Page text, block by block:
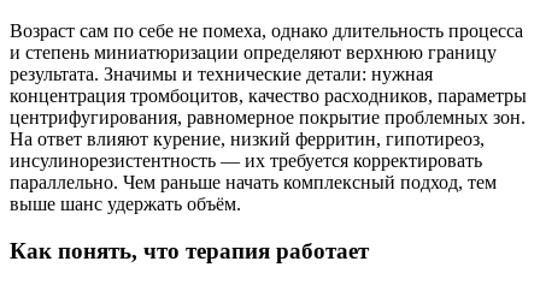
Возраст сам по себе не помеха, однако длительность процесса
и степень миниатюризации определяют верхнюю границу
результата. Значимы и технические детали: нужная
концентрация тромбоцитов, качество расходников, параметры
центрифугирования, равномерное покрытие проблемных зон.
На ответ влияют курение, низкий ферритин, гипотиреоз,
инсулинорезистентность — их требуется корректировать
параллельно. Чем раньше начать комплексный подход, тем
выше шанс удержать объём.
Как понять, что терапия работает